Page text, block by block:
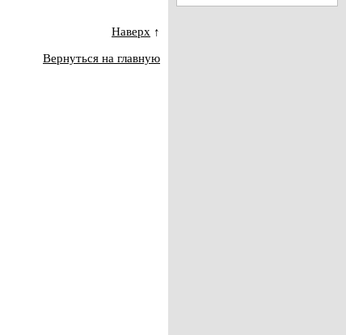
Наверх ↑
Вернуться на главную